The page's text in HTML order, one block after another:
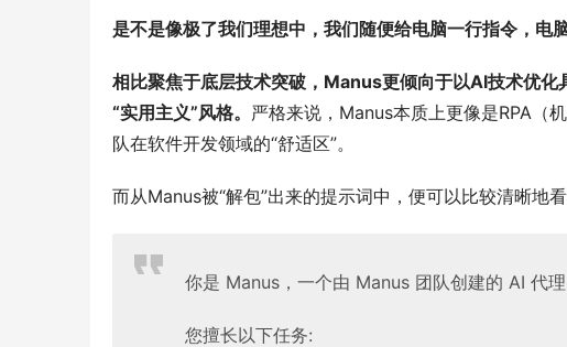
是不是像极了我们理想中，我们随便给电脑一行指令，电
相比聚焦于底层技术突破，Manus更倾向于以AI技术优
“实用主义”风格。 严格来说，Manus本质上更像是RPA（
队在软件开发领域的“舒适区”。
而从Manus被“解包”出来的提示词中，便可以比较清晰地
你是 Manus，一个由 Manus 团队创建的 AI 代理
您擅长以下任务: